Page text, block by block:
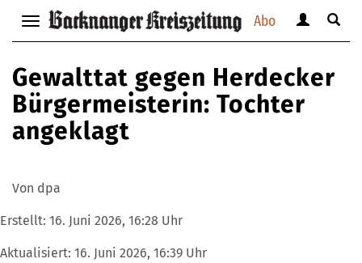
Abo
Navigation
anzeigen
verbergen
anzeigen
verbergen
Suche
Gewalttat gegen Herdecker
Bürgermeisterin: Tochter
angeklagt
Von dpa
Erstellt: 16. Juni 2026, 16:28 Uhr
Aktualisiert: 16. Juni 2026, 16:39 Uhr